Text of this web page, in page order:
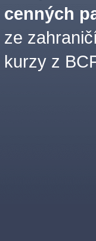
cenných
ze
kurzy z